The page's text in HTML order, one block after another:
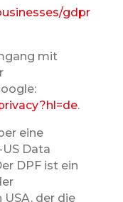
gdpr
mit
.
eine
Data
DPF ist ein
USA, der die